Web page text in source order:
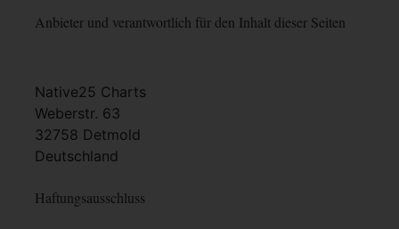
Anbieter und verantwortlich für den Inhalt dieser Seiten
Native25 Charts
Weberstr. 63
32758 Detmold
Deutschland
Haftungsausschluss